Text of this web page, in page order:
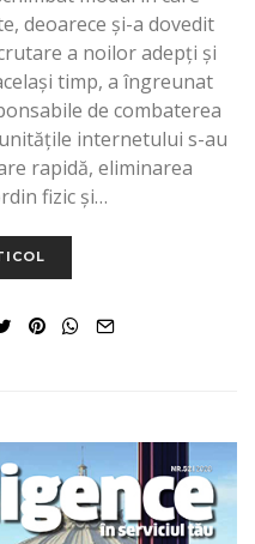
deoarece și-a dovedit
a noilor adepți și
timp, a îngreunat
de combaterea
internetului s-au
rapidă, eliminarea
fizic și…